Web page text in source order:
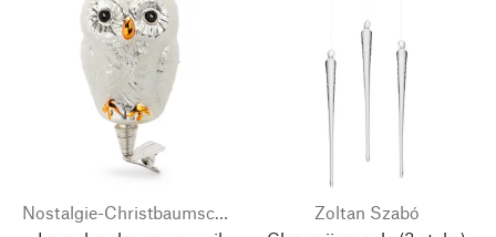
Nostalgie-Christbaumschmuck
Zoltan Szabó